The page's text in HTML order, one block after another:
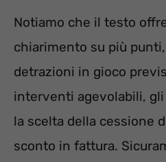
Notiamo che il testo
chiarimento su più
detrazioni in gioco
interventi agevolabili,
la scelta della cessione
sconto in fattura.